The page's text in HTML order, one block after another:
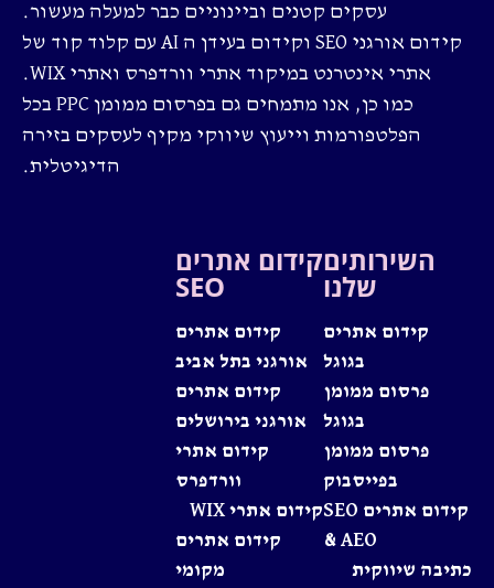
עסקים קטנים וביינוניים כבר למעלה מעשור.
קידום אורגני SEO וקידום בעידן ה AI עם קלוד קוד של
אתרי אינטרנט במיקוד אתרי וורדפרס ואתרי WIX.
כמו כן, אנו מתמחים גם בפרסום ממומן PPC בכל
הפלטפורמות וייעוץ שיווקי מקיף לעסקים בזירה
הדיגיטלית.
השירותים
שלנו
קידום אתרים
בגוגל
פרסום ממומן
בגוגל
פרסום ממומן
בפייסבוק
קידום אתרים SEO
& AEO
כתיבה שיווקית
קידום אתרים
SEO
קידום אתרים
אורגני בתל אביב
קידום אתרים
אורגני בירושלים
קידום אתרי
וורדפרס
קידום אתרי WIX
קידום אתרים
מקומי